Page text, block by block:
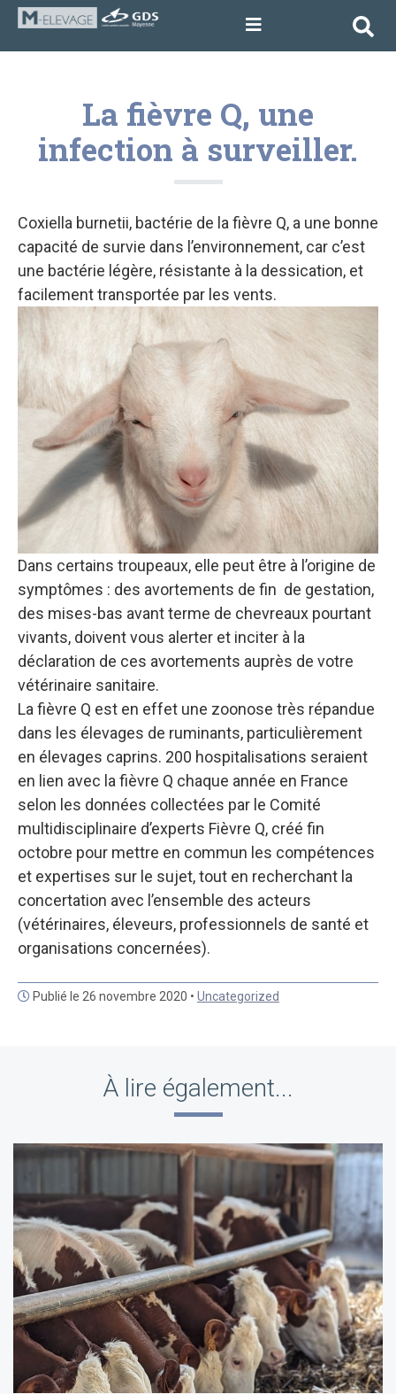
La fièvre Q, une
infection à surveiller.
Coxiella burnetii, bactérie de la fièvre Q, a une bonne
capacité de survie dans l’environnement, car c’est
une bactérie légère, résistante à la dessication, et
facilement transportée par les vents.
Dans certains troupeaux, elle peut être à l’origine de
symptômes : des avortements de fin de gestation,
des mises-bas avant terme de chevreaux pourtant
vivants, doivent vous alerter et inciter à la
déclaration de ces avortements auprès de votre
vétérinaire sanitaire.
La fièvre Q est en effet une zoonose très répandue
dans les élevages de ruminants, particulièrement
en élevages caprins. 200 hospitalisations seraient
en lien avec la fièvre Q chaque année en France
selon les données collectées par le Comité
multidisciplinaire d’experts Fièvre Q, créé fin
octobre pour mettre en commun les compétences
et expertises sur le sujet, tout en recherchant la
concertation avec l’ensemble des acteurs
(vétérinaires, éleveurs, professionnels de santé et
organisations concernées).
Publié le 26 novembre 2020 • Uncategorized
À lire également...